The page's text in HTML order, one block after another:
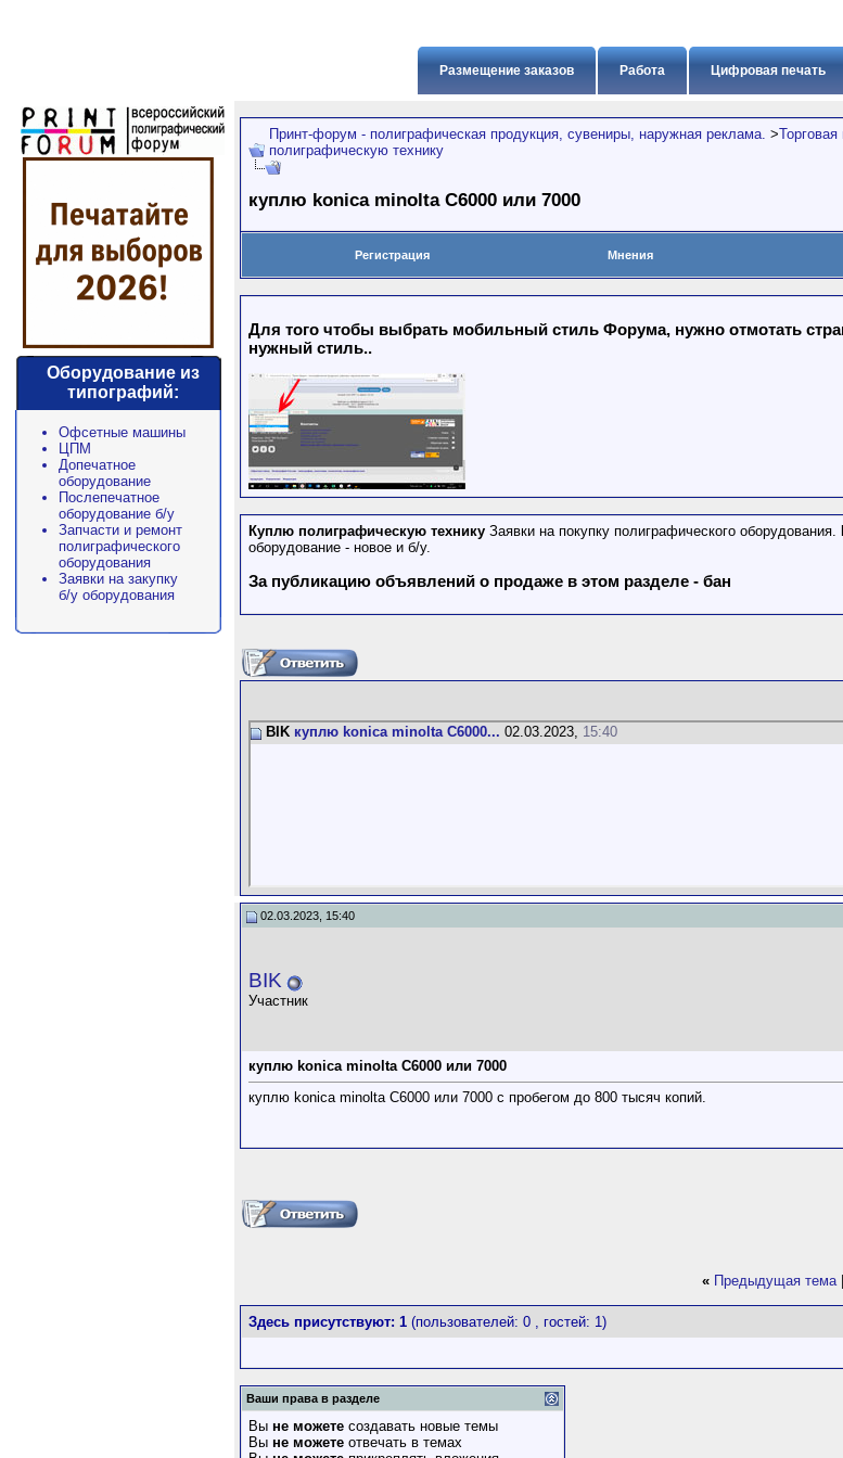
Цифровая печать
Работа
Размещение заказов
Оборудование из
типографий:
Офсетные машины
ЦПМ
Допечатное
оборудование
Послепечатное
оборудование б/у
Запчасти и ремонт
полиграфического
оборудования
Заявки на закупку
б/у оборудования
Принт-форум - полиграфическая продукция, сувениры, наружная реклама. >
полиграфическую технику
куплю konica minolta C6000 или 7000
Регистрация Мнения
Для того чтобы выбрать мобильный стиль Форума, нужно отмотать
нужный стиль..
Куплю полиграфическую технику Заявки на покупку полиграфического оборудования.
оборудование - новое и б/у.
За публикацию объявлений о продаже в этом разделе - бан
BIK куплю konica minolta C6000... 02.03.2023, 15:40
02.03.2023, 15:40
BIK
Участник
куплю konica minolta C6000 или 7000
куплю konica minolta C6000 или 7000 с пробегом до 800 тысяч копий.
« Предыдущая тема|
Здесь присутствуют: 1 (пользователей: 0 , гостей: 1)
Ваши права в разделе
Вы не можете создавать новые темы
Вы не можете отвечать в темах